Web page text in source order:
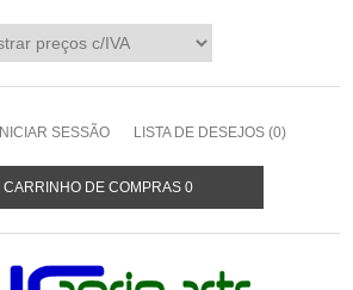
INICIAR SESSÃO LISTA DE DESEJOS (0)
CARRINHO DE COMPRAS 0